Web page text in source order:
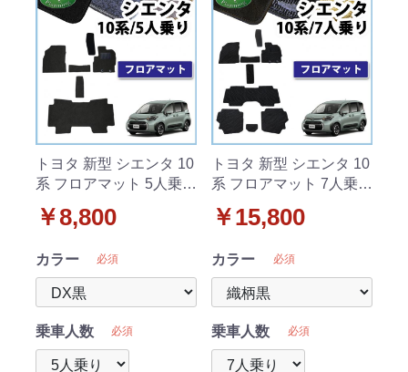
トヨタ 新型 シエンタ 10
系 フロアマット 5人乗り
￥8,800
カラー 必須
乗車人数 必須
トヨタ 新型 シエンタ 10
系 フロアマット 7人乗り
￥15,800
カラー 必須
乗車人数 必須